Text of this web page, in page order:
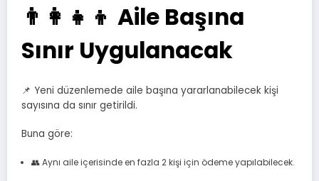
👨‍👩‍👧‍👦 Aile Başına
Sınır Uygulanacak
📌 Yeni düzenlemede aile başına yararlanabilecek kişi
sayısına da sınır getirildi.
Buna göre:
👥 Aynı aile içerisinde en fazla 2 kişi için ödeme yapılabilecek.